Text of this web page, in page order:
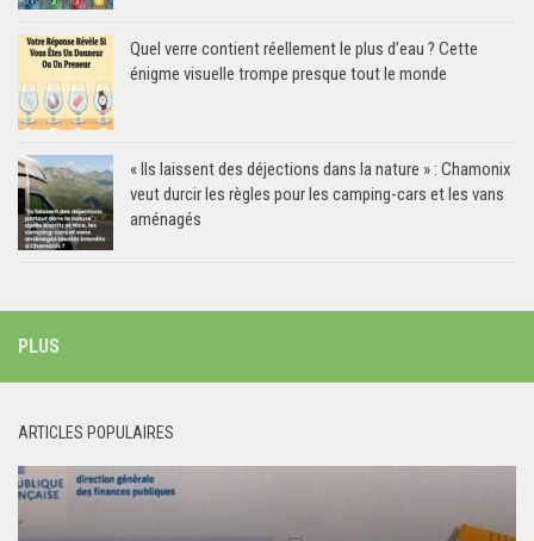
Quel verre contient réellement le plus d’eau ? Cette
énigme visuelle trompe presque tout le monde
« Ils laissent des déjections dans la nature » : Chamonix
veut durcir les règles pour les camping-cars et les vans
aménagés
PLUS
ARTICLES POPULAIRES